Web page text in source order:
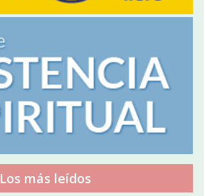
Los más leídos